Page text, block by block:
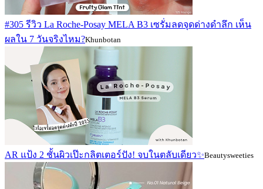
#305 รีวิว La Roche-Posay MELA B3 เซรั่มลดจุดด่างดำลึก เห็น
ผลใน 7 วันจริงไหม?Khunbotan
AR แป้ง 2 ชั้นผิวเป๊ะกลิตเตอร์ปัง! จบในตลับเดียว✨Beautysweeties